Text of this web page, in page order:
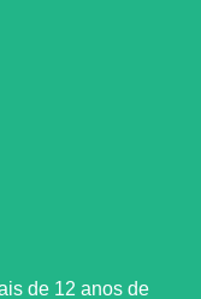
de 12 anos de